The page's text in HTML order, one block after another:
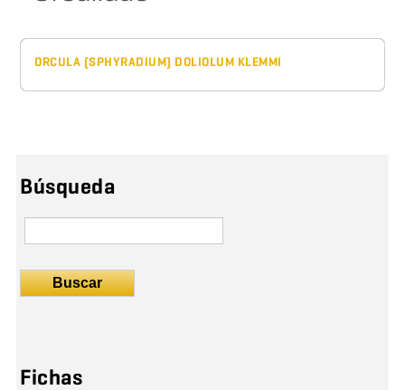
ORCULA (SPHYRADIUM) DOLIOLUM KLEMMI
Búsqueda
Buscar
Fichas